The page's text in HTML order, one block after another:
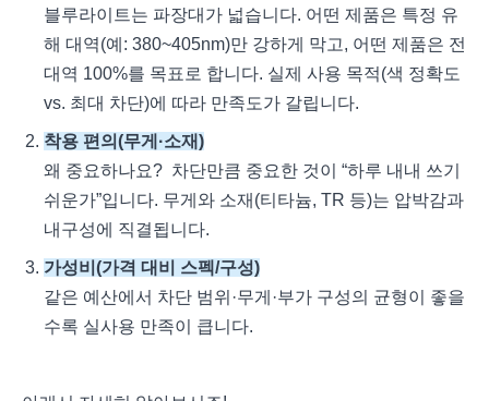
블루라이트는 파장대가 넓습니다. 어떤 제품은 특정 유
해 대역(예: 380~405nm)만 강하게 막고, 어떤 제품은 전
대역 100%를 목표로 합니다. 실제 사용 목적(색 정확도
vs. 최대 차단)에 따라 만족도가 갈립니다.
착용 편의(무게·소재)
왜 중요하나요? 차단만큼 중요한 것이 “하루 내내 쓰기
쉬운가”입니다. 무게와 소재(티타늄, TR 등)는 압박감과
내구성에 직결됩니다.
가성비(가격 대비 스펙/구성)
같은 예산에서 차단 범위·무게·부가 구성의 균형이 좋을
수록 실사용 만족이 큽니다.